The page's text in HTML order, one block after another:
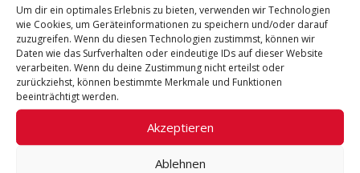
Um dir ein optimales Erlebnis zu bieten, verwenden wir Technologien
wie Cookies, um Geräteinformationen zu speichern und/oder darauf
zuzugreifen. Wenn du diesen Technologien zustimmst, können wir
Daten wie das Surfverhalten oder eindeutige IDs auf dieser Website
verarbeiten. Wenn du deine Zustimmung nicht erteilst oder
zurückziehst, können bestimmte Merkmale und Funktionen
beeinträchtigt werden.
Akzeptieren
Ablehnen
Füllen Sie das Kontaktformular aus
Senden Sie das Supportticket ab
Überprüfen Sie Ihre E-Mails